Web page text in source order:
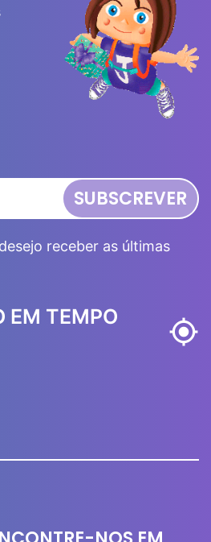
SUBSCREVER
receber as últimas
EM TEMPO
my_location